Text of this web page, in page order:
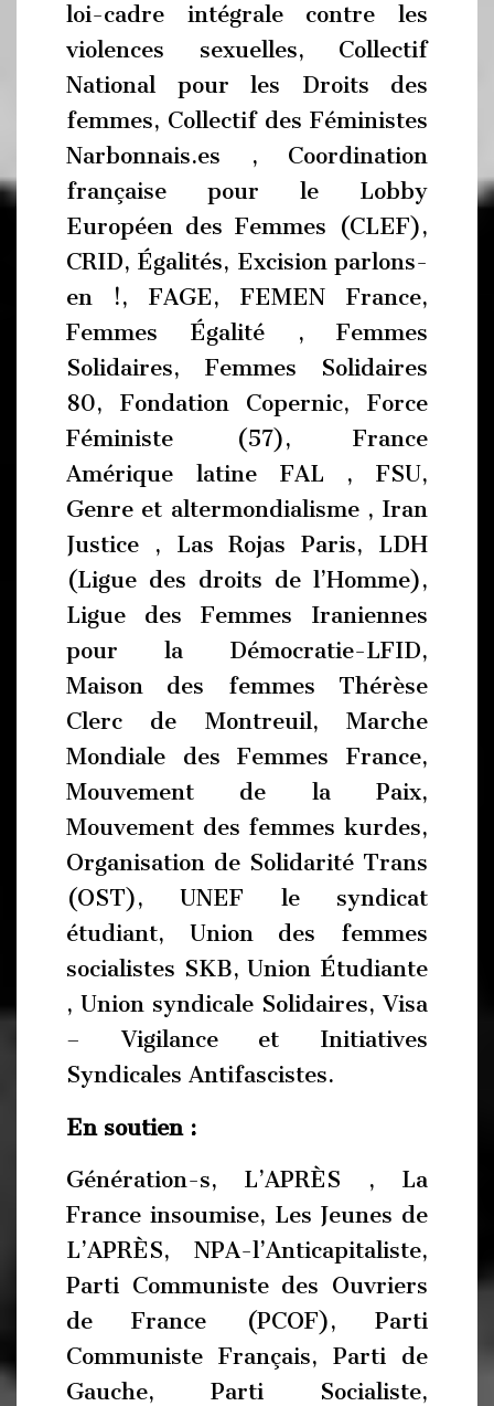
loi-cadre intégrale contre les
violences sexuelles, Collectif
National pour les Droits des
femmes, Collectif des Féministes
Narbonnais.es , Coordination
française pour le Lobby
Européen des Femmes (CLEF),
CRID, Égalités, Excision parlons-
en !, FAGE, FEMEN France,
Femmes Égalité , Femmes
Solidaires, Femmes Solidaires
80, Fondation Copernic, Force
Féministe (57), France
Amérique latine FAL , FSU,
Genre et altermondialisme , Iran
Justice , Las Rojas Paris, LDH
(Ligue des droits de l’Homme),
Ligue des Femmes Iraniennes
pour la Démocratie-LFID,
Maison des femmes Thérèse
Clerc de Montreuil, Marche
Mondiale des Femmes France,
Mouvement de la Paix,
Mouvement des femmes kurdes,
Organisation de Solidarité Trans
(OST), UNEF le syndicat
étudiant, Union des femmes
socialistes SKB, Union Étudiante
, Union syndicale Solidaires, Visa
– Vigilance et Initiatives
Syndicales Antifascistes.
En soutien :
Génération-s, L’APRÈS , La
France insoumise, Les Jeunes de
L’APRÈS, NPA-l’Anticapitaliste,
Parti Communiste des Ouvriers
de France (PCOF), Parti
Communiste Français, Parti de
Gauche, Parti Socialiste,